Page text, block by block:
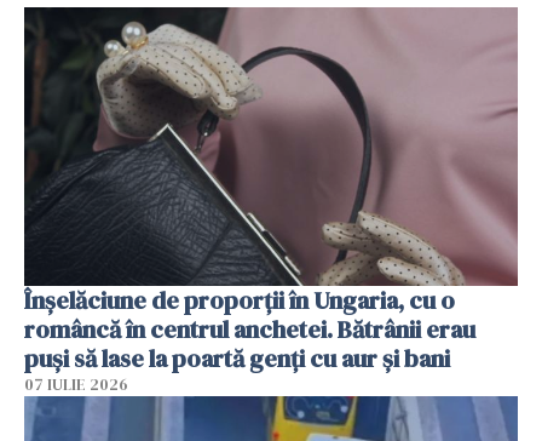
Înșelăciune de proporții în Ungaria, cu o
româncă în centrul anchetei. Bătrânii erau
puși să lase la poartă genți cu aur și bani
07 IULIE 2026